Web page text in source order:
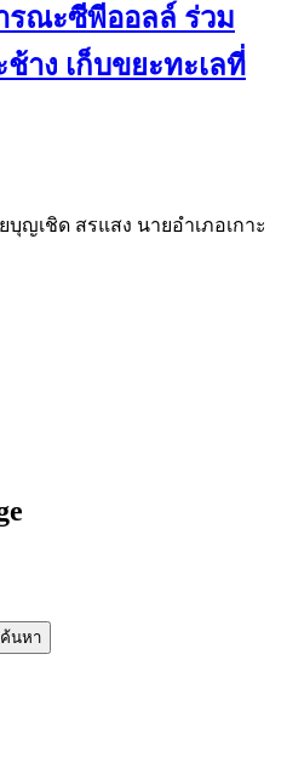
รณะซีพีออลล์ ร่วม
าง เก็บขยะทะเลที่
ญเชิด สรแสง นายอำเภอเกาะ
ค้นหา